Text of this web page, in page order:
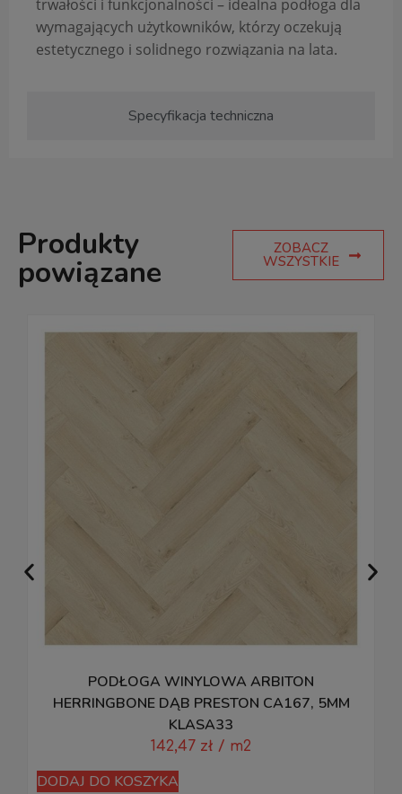
Specyfikacja techniczna
trwałości i funkcjonalności – idealna podłoga dla
wymagających użytkowników, którzy oczekują
estetycznego i solidnego rozwiązania na lata.
Produkty
powiązane
ZOBACZ
WSZYSTKIE
PODŁOGA WINYLOWA ARBITON
HERRINGBONE DĄB PRESTON CA167, 5MM
KLASA33
142,47 zł / m2
DODAJ DO KOSZYKA